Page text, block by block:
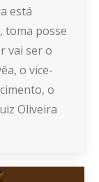
está
toma posse
vai ser o
o vice-
o
Oliveira